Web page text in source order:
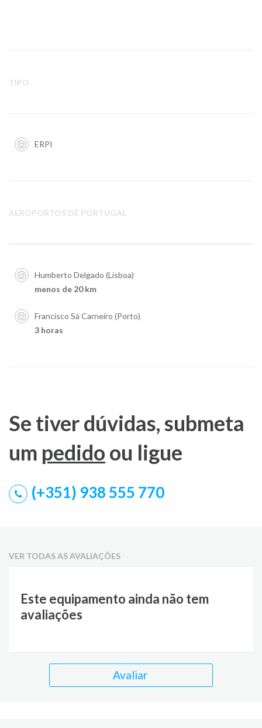
TIPO
ERPI
AEROPORTOS DE PORTUGAL
Humberto Delgado (Lisboa)
menos de 20 km
Francisco Sá Carneiro (Porto)
3 horas
Se tiver dúvidas, submeta
um pedido ou ligue
(+351) 938 555 770
VER TODAS AS AVALIAÇÕES
Este equipamento ainda não tem
avaliações
Avaliar